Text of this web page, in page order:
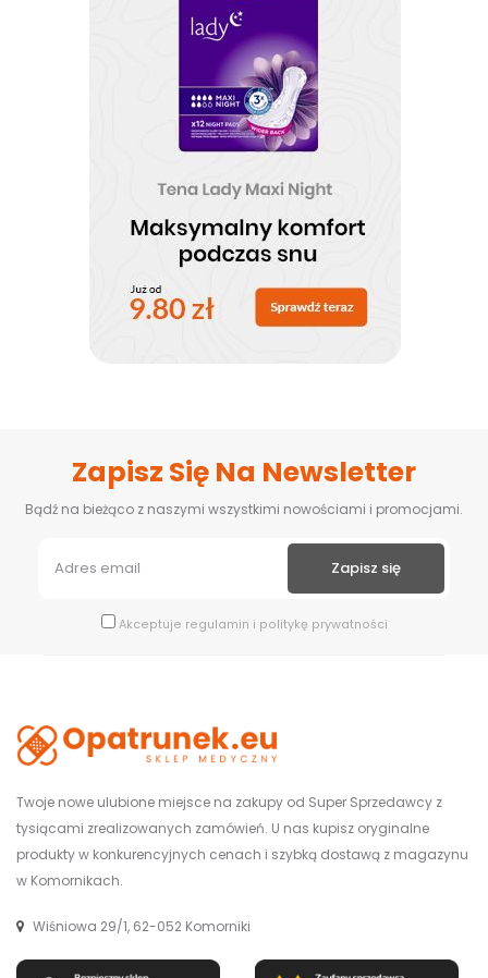
Zapisz Się Na Newsletter
Bądź na bieżąco z naszymi wszystkimi nowościami i promocjami.
Akceptuje regulamin i politykę prywatności
Twoje nowe ulubione miejsce na zakupy od Super Sprzedawcy z
tysiącami zrealizowanych zamówień. U nas kupisz oryginalne
produkty w konkurencyjnych cenach i szybką dostawą z magazynu
w Komornikach.
Wiśniowa 29/1, 62-052 Komorniki